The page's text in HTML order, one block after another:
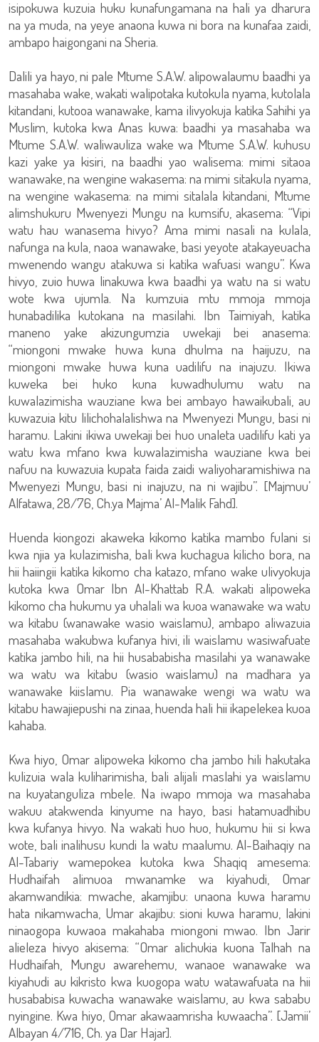
isipokuwa kuzuia huku kunafungamana na hali ya dharura
na ya muda, na yeye anaona kuwa ni bora na kunafaa zaidi,
ambapo haigongani na Sheria.
Dalili ya hayo, ni pale Mtume S.A.W. alipowalaumu baadhi ya
masahaba wake, wakati walipotaka kutokula nyama, kutolala
kitandani, kutooa wanawake, kama ilivyokuja katika Sahihi ya
Muslim, kutoka kwa Anas kuwa: baadhi ya masahaba wa
Mtume S.A.W. waliwauliza wake wa Mtume S.A.W. kuhusu
kazi yake ya kisiri, na baadhi yao walisema: mimi sitaoa
wanawake, na wengine wakasema: na mimi sitakula nyama,
na wengine wakasema: na mimi sitalala kitandani, Mtume
alimshukuru Mwenyezi Mungu na kumsifu, akasema: “Vipi
watu hau wanasema hivyo? Ama mimi nasali na kulala,
nafunga na kula, naoa wanawake, basi yeyote atakayeuacha
mwenendo wangu atakuwa si katika wafuasi wangu”. Kwa
hivyo, zuio huwa linakuwa kwa baadhi ya watu na si watu
wote kwa ujumla. Na kumzuia mtu mmoja mmoja
hunabadilika kutokana na masilahi. Ibn Taimiyah, katika
maneno yake akizungumzia uwekaji bei anasema:
“miongoni mwake huwa kuna dhulma na haijuzu, na
miongoni mwake huwa kuna uadilifu na inajuzu. Ikiwa
kuweka bei huko kuna kuwadhulumu watu na
kuwalazimisha wauziane kwa bei ambayo hawaikubali, au
kuwazuia kitu lilichohalalishwa na Mwenyezi Mungu, basi ni
haramu. Lakini ikiwa uwekaji bei huo unaleta uadilifu kati ya
watu kwa mfano kwa kuwalazimisha wauziane kwa bei
nafuu na kuwazuia kupata faida zaidi waliyoharamishiwa na
Mwenyezi Mungu, basi ni inajuzu, na ni wajibu”. [Majmuu’
Alfatawa, 28/76, Ch.ya Majma’ Al-Malik Fahd].
Huenda kiongozi akaweka kikomo katika mambo fulani si
kwa njia ya kulazimisha, bali kwa kuchagua kilicho bora, na
hii haiingii katika kikomo cha katazo, mfano wake ulivyokuja
kutoka kwa Omar Ibn Al-Khattab R.A. wakati alipoweka
kikomo cha hukumu ya uhalali wa kuoa wanawake wa watu
wa kitabu (wanawake wasio waislamu), ambapo aliwazuia
masahaba wakubwa kufanya hivi, ili waislamu wasiwafuate
katika jambo hili, na hii husababisha masilahi ya wanawake
wa watu wa kitabu (wasio waislamu) na madhara ya
wanawake kiislamu. Pia wanawake wengi wa watu wa
kitabu hawajiepushi na zinaa, huenda hali hii ikapelekea kuoa
kahaba.
Kwa hiyo, Omar alipoweka kikomo cha jambo hili hakutaka
kulizuia wala kuliharimisha, bali alijali maslahi ya waislamu
na kuyatanguliza mbele. Na iwapo mmoja wa masahaba
wakuu atakwenda kinyume na hayo, basi hatamuadhibu
kwa kufanya hivyo. Na wakati huo huo, hukumu hii si kwa
wote, bali inalihusu kundi la watu maalumu. Al-Baihaqiy na
Al-Tabariy wamepokea kutoka kwa Shaqiq amesema:
Hudhaifah alimuoa mwanamke wa kiyahudi, Omar
akamwandikia: mwache, akamjibu: unaona kuwa haramu
hata nikamwacha, Umar akajibu: sioni kuwa haramu, lakini
ninaogopa kuwaoa makahaba miongoni mwao. Ibn Jarir
alieleza hivyo akisema: “Omar alichukia kuona Talhah na
Hudhaifah, Mungu awarehemu, wanaoe wanawake wa
kiyahudi au kikristo kwa kuogopa watu watawafuata na hii
husababisa kuwacha wanawake waislamu, au kwa sababu
nyingine. Kwa hiyo, Omar akawaamrisha kuwaacha”. [Jamii’
Albayan 4/716, Ch. ya Dar Hajar].